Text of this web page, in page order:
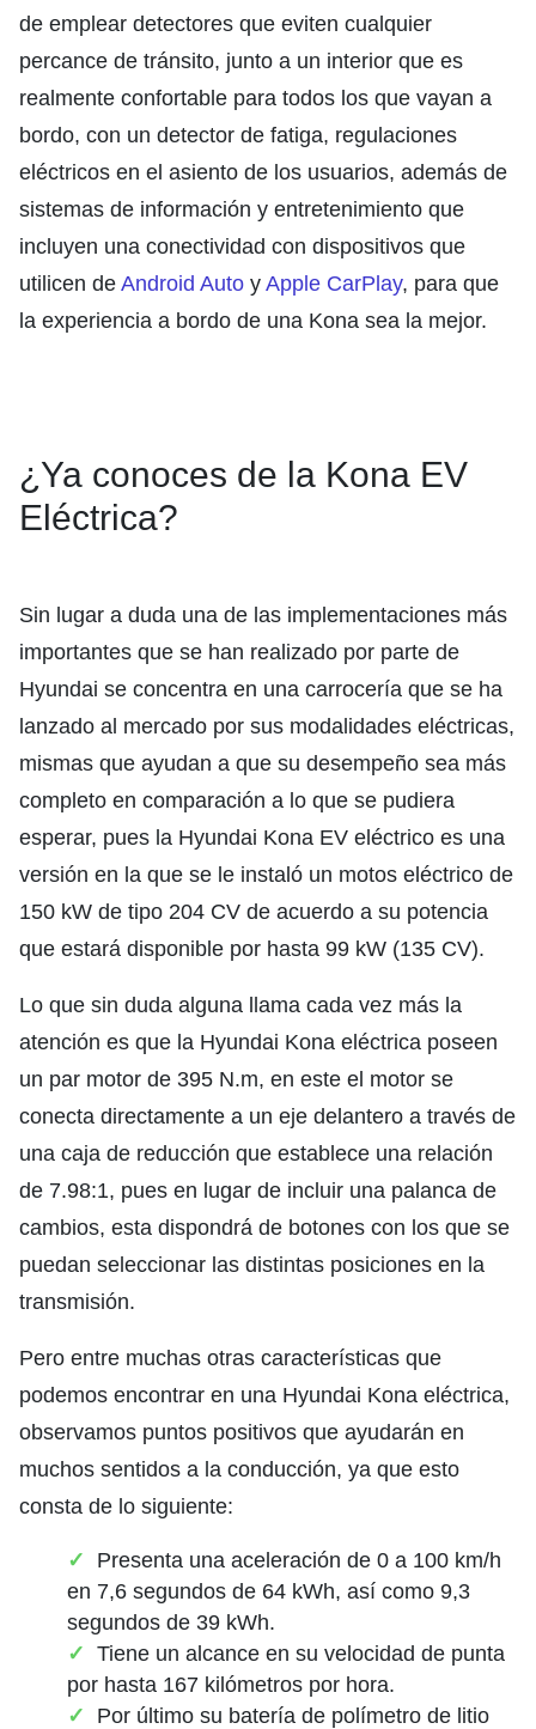
de emplear detectores que eviten cualquier
percance de tránsito, junto a un interior que es
realmente confortable para todos los que vayan a
bordo, con un detector de fatiga, regulaciones
eléctricos en el asiento de los usuarios, además de
sistemas de información y entretenimiento que
incluyen una conectividad con dispositivos que
utilicen de Android Auto y Apple CarPlay, para que
la experiencia a bordo de una Kona sea la mejor.
¿Ya conoces de la Kona EV
Eléctrica?
Sin lugar a duda una de las implementaciones más
importantes que se han realizado por parte de
Hyundai se concentra en una carrocería que se ha
lanzado al mercado por sus modalidades eléctricas,
mismas que ayudan a que su desempeño sea más
completo en comparación a lo que se pudiera
esperar, pues la Hyundai Kona EV eléctrico es una
versión en la que se le instaló un motos eléctrico de
150 kW de tipo 204 CV de acuerdo a su potencia
que estará disponible por hasta 99 kW (135 CV).
Lo que sin duda alguna llama cada vez más la
atención es que la Hyundai Kona eléctrica poseen
un par motor de 395 N.m, en este el motor se
conecta directamente a un eje delantero a través de
una caja de reducción que establece una relación
de 7.98:1, pues en lugar de incluir una palanca de
cambios, esta dispondrá de botones con los que se
puedan seleccionar las distintas posiciones en la
transmisión.
Pero entre muchas otras características que
podemos encontrar en una Hyundai Kona eléctrica,
observamos puntos positivos que ayudarán en
muchos sentidos a la conducción, ya que esto
consta de lo siguiente:
Presenta una aceleración de 0 a 100 km/h
en 7,6 segundos de 64 kWh, así como 9,3
segundos de 39 kWh.
Tiene un alcance en su velocidad de punta
por hasta 167 kilómetros por hora.
Por último su batería de polímetro de litio